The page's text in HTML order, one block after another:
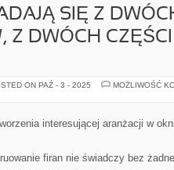
SIĘ Z
Z DWÓCH
ON PAŹ - 3 - 2025
MOŻLIWOŚĆ
interesującej aranżacji w
firan nie świadczy bez